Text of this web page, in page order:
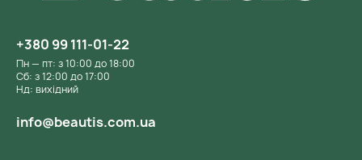
+380 99 111-01-22
Пн — пт: з 10:00 до 18:00
Сб: з 12:00 до 17:00
Нд: вихідний
info@beautis.com.ua